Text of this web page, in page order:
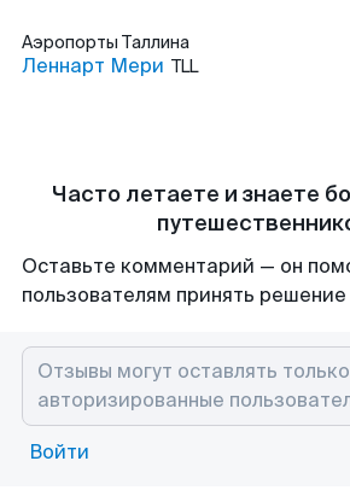
Аэропорты Таллина
Леннарт Мери TLL
Часто летаете и знаете
Оставьте комментарий — он
пользователям принять решение
Войти